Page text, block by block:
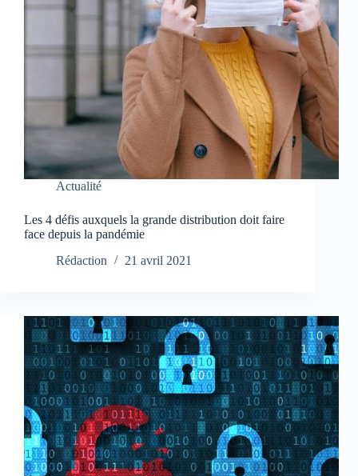
Actualité
Les 4 défis auxquels la grande distribution doit faire
face depuis la pandémie
Rédaction
21 avril 2021